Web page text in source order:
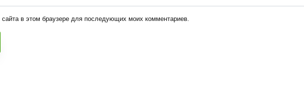
в этом браузере для последующих моих комментариев.